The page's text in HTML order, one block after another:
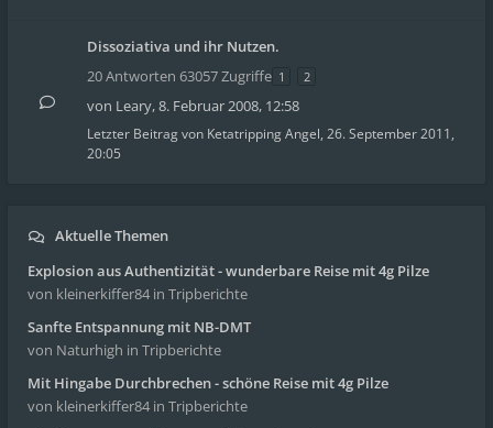
Dissoziativa und ihr Nutzen.
20 Antworten 63057 Zugriffe 1 2
von Leary,8. Februar 2008, 12:58
Letzter Beitrag von Ketatripping Angel, 26. September 2011,
20:05
Aktuelle Themen
Explosion aus Authentizität - wunderbare Reise mit 4g Pilze
von kleinerkiffer84 in Tripberichte
Sanfte Entspannung mit NB-DMT
von Naturhigh in Tripberichte
Mit Hingabe Durchbrechen - schöne Reise mit 4g Pilze
von kleinerkiffer84 in Tripberichte